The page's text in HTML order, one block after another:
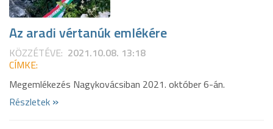
Az aradi vértanúk emlékére
KÖZZÉTÉVE: 2021.10.08. 13:18
CÍMKE:
Megemlékezés Nagykovácsiban 2021. október 6-án.
Részletek »